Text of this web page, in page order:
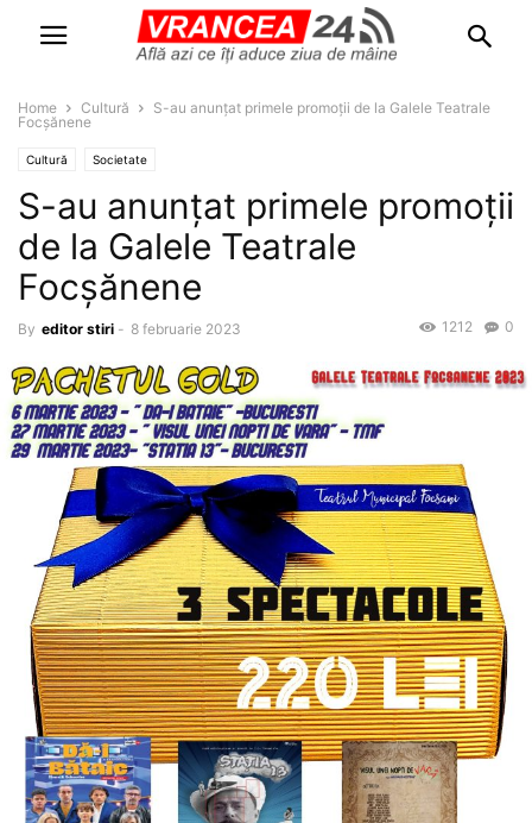
Home Cultură
S-au anunțat primele promoții de la Galele Teatrale
Focșănene
Cultură Societate
S-au anunțat primele promoții
de la Galele Teatrale
Focșănene
By editor stiri - 8 februarie 2023 0
1212